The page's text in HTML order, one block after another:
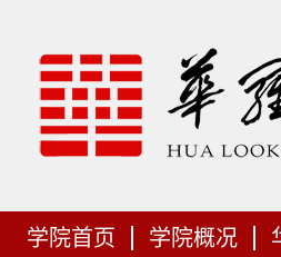
学院首页 学院概况